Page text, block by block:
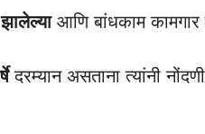
आणि बांधकाम
दरम्यान असताना त्यांनी